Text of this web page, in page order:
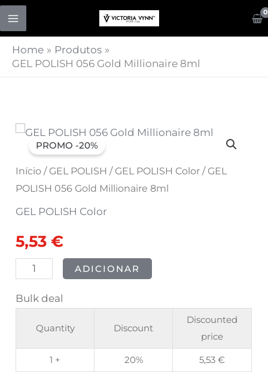
Skip
content
Home
Produtos
GEL POLISH 056 Gold Millionaire 8ml
Início / GEL POLISH / GEL POLISH Color / GEL
POLISH 056 Gold Millionaire 8ml
GEL POLISH Color
O
preço
original
era:
6,91 €.
5,53€
O
preço
atual
é:
5,53 €.
Quantidade
GEL
POLISH
056
Millionaire
8ml
ADICIONAR
Bulk deal
Quantity Discount
Discounted
price
1 + 20% 5,53€
PROMO -20%